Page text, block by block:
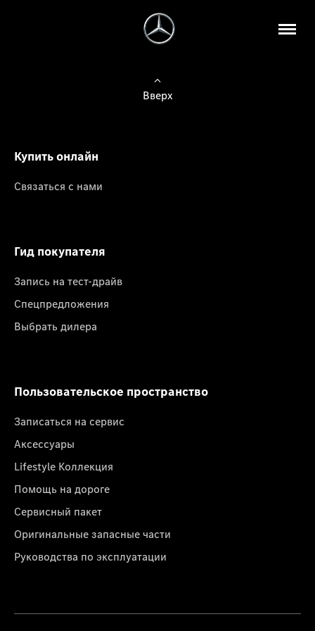
Вверх
Купить онлайн
Связаться с нами
Гид покупателя
Запись на тест-драйв
Спецпредложения
Выбрать дилера
Пользовательское пространство
Записаться на сервис
Аксессуары
Lifestyle Коллекция
Помощь на дороге
Сервисный пакет
Оригинальные запасные части
Руководства по эксплуатации